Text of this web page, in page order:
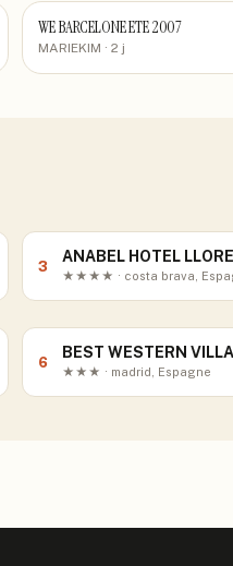
WE BARCELONE ETE 2007
MARIEKIM · 2 j
3
ANABEL HOTEL
★★★★ · costa brava,
6
BEST WESTERN
★★★ · madrid, Espagne